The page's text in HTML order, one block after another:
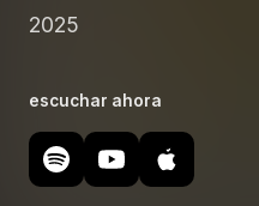
2025
escuchar ahora